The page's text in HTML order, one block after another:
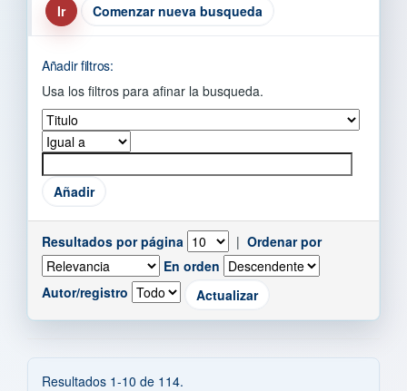
Comenzar nueva busqueda
Añadir filtros:
Usa los filtros para afinar la busqueda.
Resultados por página | Ordenar por
En orden
Autor/registro
Resultados 1-10 de 114.